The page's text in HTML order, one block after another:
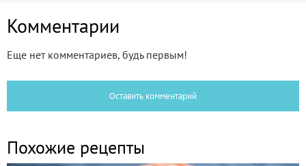
Комментарии
Еще нет комментариев, будь первым!
Оставить комментарий
Похожие рецепты